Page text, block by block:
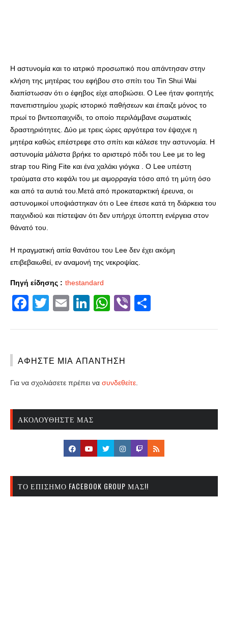
Η αστυνομία και το ιατρικό προσωπικό που απάντησαν στην
κλήση της μητέρας του εφήβου στο σπίτι του Tin Shui Wai
διαπίστωσαν ότι ο έφηβος είχε αποβιώσει. Ο Lee ήταν φοιτητής
πανεπιστημίου χωρίς ιστορικό παθήσεων και έπαιζε μόνος το
πρωί το βιντεοπαιχνίδι, το οποίο περιλάμβανε σωματικές
δραστηριότητες. Δύο με τρεις ώρες αργότερα τον έψαχνε η
μητέρα καθώς επέστρεφε στο σπίτι και κάλεσε την αστυνομία. Η
αστυνομία μάλιστα βρήκε το αριστερό πόδι του Lee με το leg
strap του Ring Fite και ένα χαλάκι γιόγκα . Ο Lee υπέστη
τραύματα στο κεφάλι του με αιμορραγία τόσο από τη μύτη όσο
και από τα αυτιά του.Μετά από προκαταρκτική έρευνα, οι
αστυνομικοί υποψιάστηκαν ότι ο Lee έπεσε κατά τη διάρκεια του
παιχνιδιού και πίστεψαν ότι δεν υπήρχε ύποπτη ενέργεια στον
θάνατό του.
Η πραγματική αιτία θανάτου του Lee δεν έχει ακόμη
επιβεβαιωθεί, εν αναμονή της νεκροψίας.
Πηγή είδησης : thestandard
Facebook
Twitter
EmailLinkedIn
WhatsApp
Viber
ΑΦΉΣΤΕ ΜΙΑ ΑΠΆΝΤΗΣΗ
Για να σχολιάσετε πρέπει να συνδεθείτε
ΑΚΟΛΟΥΘΉΣΤΕ ΜΑΣ
ΤΟ ΕΠΊΣΗΜΟ FACEBOOK GROUP ΜΑΣ!!